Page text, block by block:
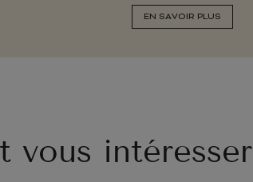
EN SAVOIR PLUS
vous intéresser